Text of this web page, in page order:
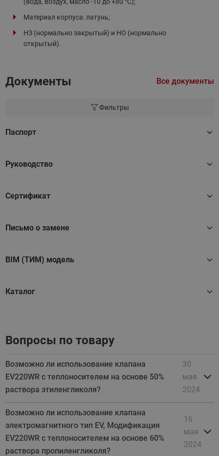
Материал корпуса: латунь;
НЗ (нормально закрытый) и НО (нормально
открытый).
Документы Все документы
Фильтры
Паспорт
Руководство
Сертификат
Письмо о замене
BIM (ТИМ) модель
Каталог
Вопросы по товару
Возможно ли использование клапана
EV220WR с теплоносителем на основе 50%
раствора этиленгликоля?
30
мая
2024
Возможно ли использование клапана
электромагнитного тип EV, Модификация
EV220WR с теплоносителем на основе 60%
раствора пропиленгликоля?
16
мая
2024